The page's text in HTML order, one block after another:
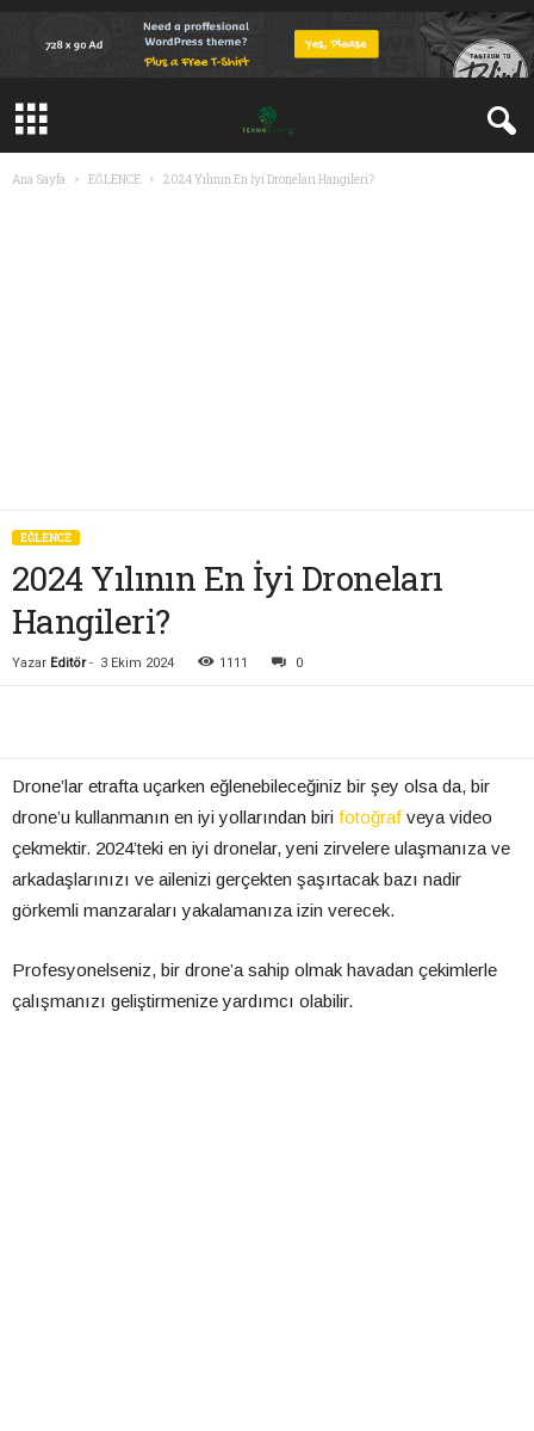
Ana Sayfa EĞLENCE 2024 Yılının En İyi Droneları Hangileri?
EĞLENCE
2024 Yılının En İyi Droneları
Hangileri?
Yazar Editör- 3 Ekim 2024 1111 0
Drone’lar etrafta uçarken eğlenebileceğiniz bir şey olsa da, bir
drone’u kullanmanın en iyi yollarından biri fotoğraf veya video
çekmektir. 2024’teki en iyi dronelar, yeni zirvelere ulaşmanıza ve
arkadaşlarınızı ve ailenizi gerçekten şaşırtacak bazı nadir
görkemli manzaraları yakalamanıza izin verecek.
Profesyonelseniz, bir drone’a sahip olmak havadan çekimlerle
çalışmanızı geliştirmenize yardımcı olabilir.